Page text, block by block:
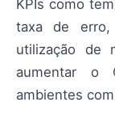
KPIs como
taxa de erro,
utilização de
aumentar o
ambientes